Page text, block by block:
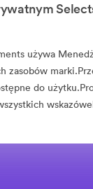
używa
zasobów
do